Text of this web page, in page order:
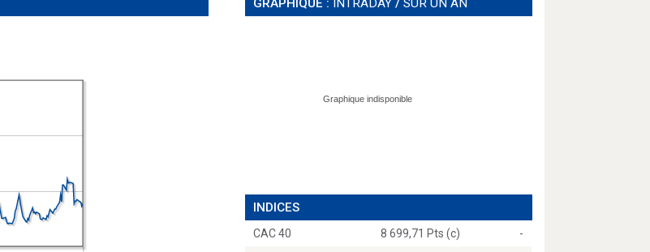
GRAPHIQUE : INTRADAY /SUR UN AN
INDICES
CAC 40 8 699,71 Pts (c)
-